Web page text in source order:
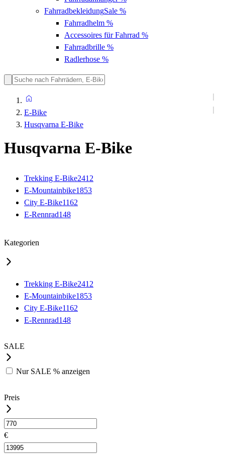
FahrradbekleidungSale %
Fahrradhelm %
Accessoires für Fahrrad %
Fahrradbrille %
Radlerhose %
E-Bike
Husqvarna E-Bike
Husqvarna E-Bike
Trekking E-Bike2412
E-Mountainbike1853
City E-Bike1162
E-Rennrad148
Kategorien
Trekking E-Bike2412
E-Mountainbike1853
City E-Bike1162
E-Rennrad148
SALE
Nur SALE % anzeigen
Preis
€